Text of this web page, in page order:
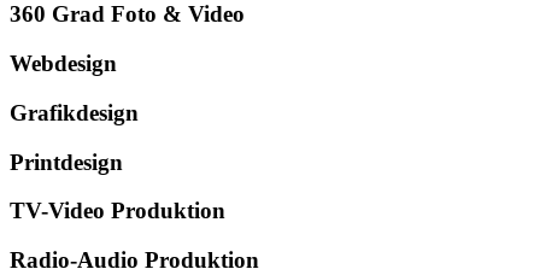
360 Grad Foto & Video
Webdesign
Grafikdesign
Printdesign
TV-Video Produktion
Radio-Audio Produktion